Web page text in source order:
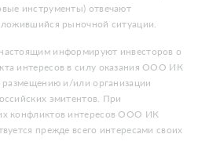
инструменты) отвечают
рыночной ситуации.
информируют инвесторов о
интересов в силу оказания ООО ИК
размещению и/или организации
эмитентов. При
конфликтов интересов ООО ИК
прежде всего интересами своих